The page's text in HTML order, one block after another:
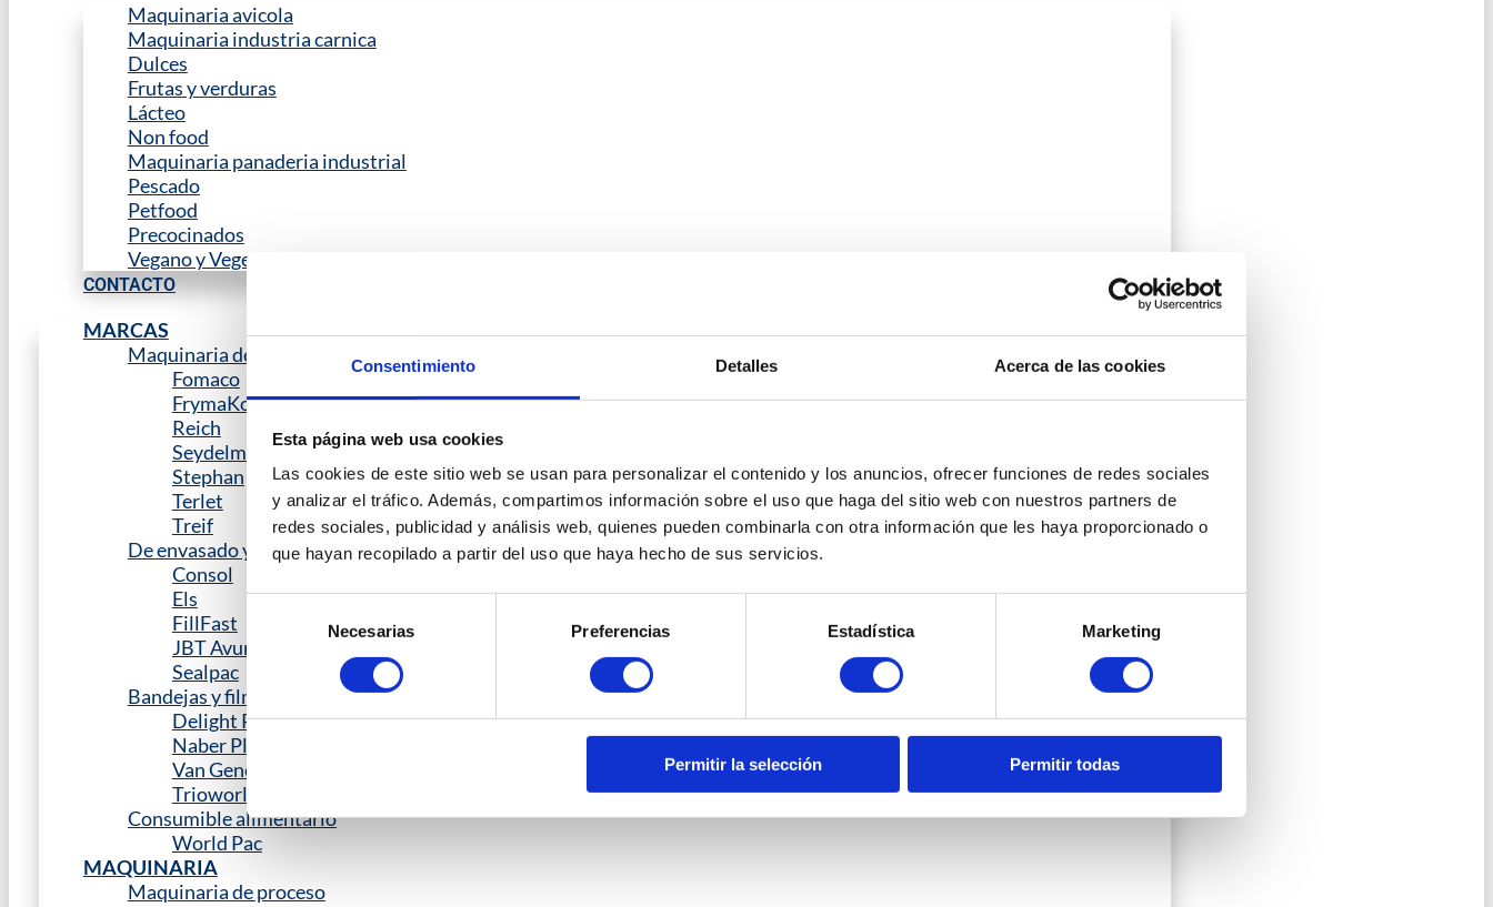
Consentimiento Detalles Acerca de las cookies
Esta página web usa cookies
Las cookies de este sitio web se usan para personalizar el contenido y los anuncios, ofrecer funciones de redes sociales
y analizar el tráfico. Además, compartimos información sobre el uso que haga del sitio web con nuestros partners de
redes sociales, publicidad y análisis web, quienes pueden combinarla con otra información que les haya proporcionado o
que hayan recopilado a partir del uso que haya hecho de sus servicios.
consentimiento
Necesarias Preferencias Estadística Marketing
Permitir la selección Permitir todas
Maquinaria avicola
Maquinaria industria carnica
Dulces
Frutas y verduras
Lácteo
Non food
Maquinaria panaderia industrial
Pescado
Petfood
Precocinados
Vegano y Vegetariano
CONTACTO
MARCAS
Maquinaria de proceso
Fomaco
FrymaKoruma
Reich
Seydelmann
Stephan
Terlet
Treif
De envasado y final de línea
Consol
Els
FillFast
JBT Avure
Sealpac
Bandejas y films
Delight Packaging
Naber Plastics
Van Genechten
Trioworld Packaging
Consumible alimentario
World Pac
MAQUINARIA
Maquinaria de proceso